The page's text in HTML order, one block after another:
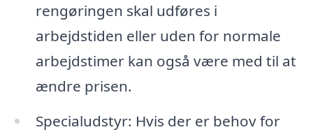
rengøringen skal udføres i
arbejdstiden eller uden for normale
arbejdstimer kan også være med til at
ændre prisen.
Specialudstyr: Hvis der er behov for